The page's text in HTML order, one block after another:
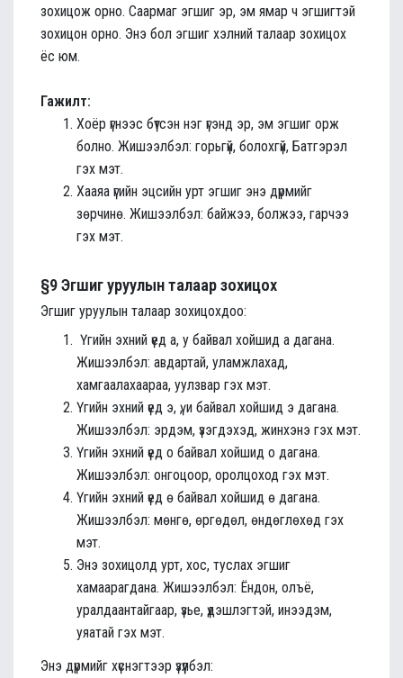
зохицож орно. Саармаг эгшиг эр, эм ямар ч эгшигтэй
зохицон орно. Энэ бол эгшиг хэлний талаар зохицох
ёс юм.
Гажилт:
Хоёр үгнээс бүтсэн нэг үгэнд эр, эм эгшиг орж
болно. Жишээлбэл: горьгүй, болохгүй, Батгэрэл
гэх мэт.
Хааяа үгийн эцсийн урт эгшиг энэ дүрмийг
зөрчинө. Жишээлбэл: байжээ, болжээ, гарчээ
гэх мэт.
§9 Эгшиг уруулын талаар зохицох
Эгшиг уруулын талаар зохицохдоо:
Үгийн эхний үед а, у байвал хойшид а дагана.
Жишээлбэл: авдартай, уламжлахад,
хамгаалахаараа, уулзвар гэх мэт.
Үгийн эхний үед э, ү, и байвал хойшид э дагана.
Жишээлбэл: эрдэм, үзэгдэхэд, жинхэнэ гэх мэт.
Үгийн эхний үед о байвал хойшид о дагана.
Жишээлбэл: онгоцоор, оролцоход гэх мэт.
Үгийн эхний үед ө байвал хойшид ө дагана.
Жишээлбэл: мөнгө, өргөдөл, өндөглөхөд гэх
мэт.
Энэ зохицолд урт, хос, туслах эгшиг
хамаарагдана. Жишээлбэл: Ёндон, олъё,
уралдаантайгаар, үзье, үдэшлэгтэй, инээдэм,
уяатай гэх мэт.
Энэ дүрмийг хүснэгтээр үзүүлбэл: